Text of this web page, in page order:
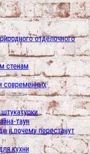
отделочного
стенам
современных
таун
и почему перестанут
кухни